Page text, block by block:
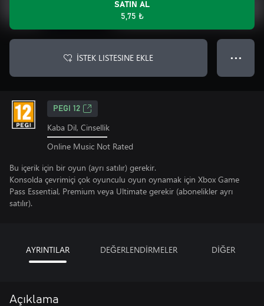
SATIN AL
5,75 ₺
İSTEK LISTESINE EKLE ● ● ●
PEGI 12
Kaba Dil, Cinsellik
Online Music Not Rated
Bu içerik için bir oyun (ayrı satılır) gerekir.
Konsolda çevrimiçi çok oyunculu oyun oynamak için Xbox Game
Pass Essential, Premium veya Ultimate gerekir (abonelikler ayrı
satılır).
AYRINTILAR DEĞERLENDİRMELER DİĞER
Açıklama